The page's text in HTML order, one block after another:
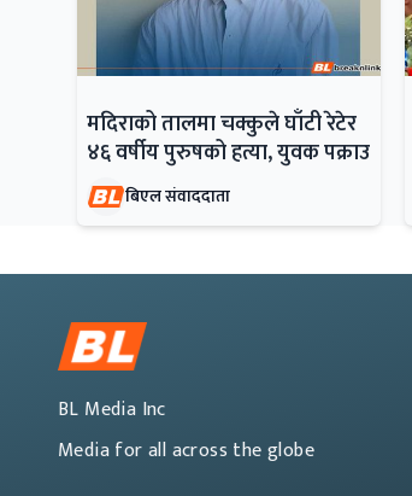
मदिराको तालमा चक्कुले घाँटी रेटेर
४६ वर्षीय पुरुषको हत्या, युवक पक्राउ
बिएल संवाददाता
BL Media Inc
Media for all across the globe